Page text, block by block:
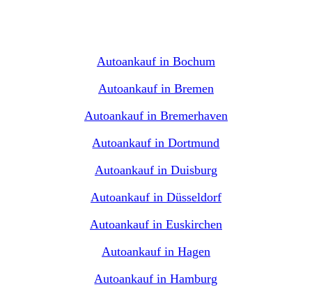
Autoankauf in Bochum
Autoankauf in Bremen
Autoankauf in Bremerhaven
Autoankauf in Dortmund
Autoankauf in Duisburg
Autoankauf in Düsseldorf
Autoankauf in Euskirchen
Autoankauf in Hagen
Autoankauf in Hamburg